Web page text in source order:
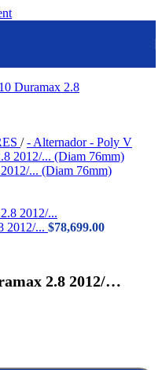
/ - Alternador - Poly V
... (Diam 76mm)
2012/... $78,699.00
2.8 2012/…
... cantidad